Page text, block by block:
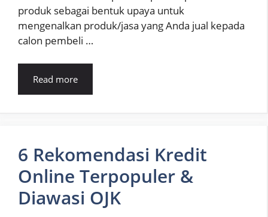
produk sebagai bentuk upaya untuk
mengenalkan produk/jasa yang Anda jual kepada
calon pembeli …
Read more
6 Rekomendasi Kredit
Online Terpopuler &
Diawasi OJK